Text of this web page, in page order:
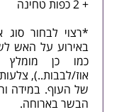
+ 2 כפות טחינה
*רצוי לבחור
באירוע על האש
כמו כן מומלץ
אוז/לבבות..),
של העוף. במידה
הבשר בארוחה.